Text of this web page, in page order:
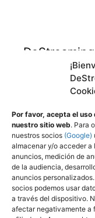
Por favor, acepta el
nuestro sitio web. Para
nuestros socios (Google)
almacenar y/o acceder a
anuncios, medición de
de la audiencia,
anuncios
socios podemos usar
a través del dispositivo.
afectar negativamente a
En calidad de
cumplen los
Utilizamos
mejorar
publicidad a
análisis de
Puede